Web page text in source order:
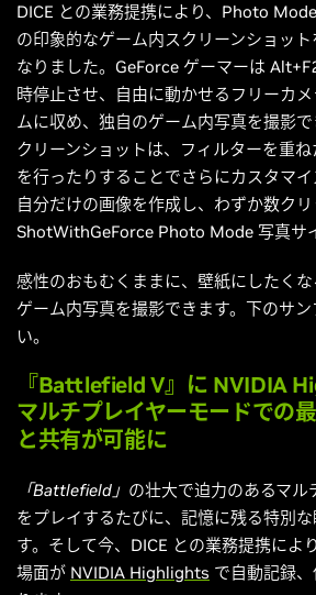
DICE との業務提携により、Photo
の印象的なゲーム内スクリーンショッ
なりました。GeForce ゲーマーは
時停止させ、自由に動かせるフリーカ
ムに収め、独自のゲーム内写真を撮影
クリーンショットは、フィルターを重
を行ったりすることでさらにカスタマ
自分だけの画像を作成し、わずか数ク
ShotWithGeForce Photo Mode 写真サ
感性のおもむくままに、壁紙にしたく
ゲーム内写真を撮影できます。下のサ
い。
『Battlefield V』に NVIDIA
マルチプレイヤーモードでの
と共有が可能に
「Battlefield」 の壮大で迫力のあるマル
をプレイするたびに、記憶に残る特別
す。そして今、DICE との業務提携によ
場面が NVIDIA Highlights で自動記録